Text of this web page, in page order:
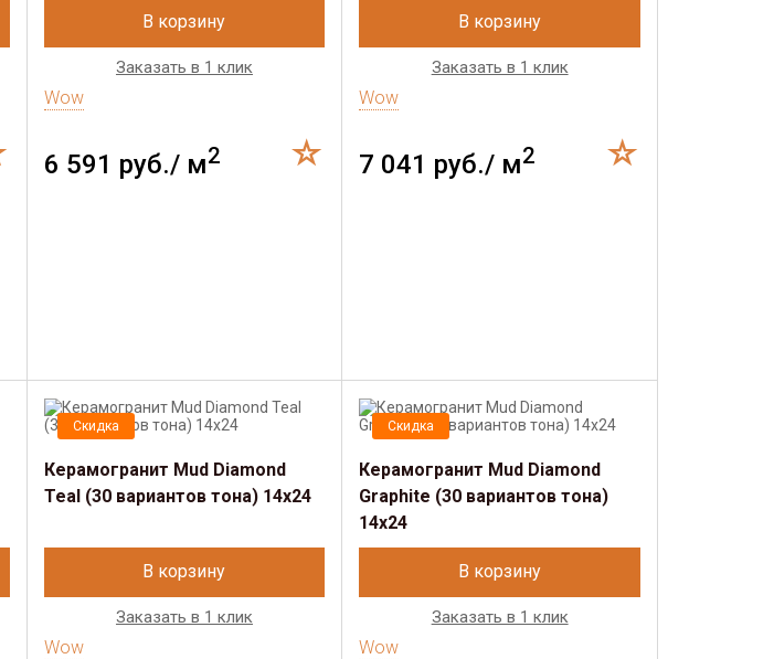
В корзину
Заказать в 1 клик
Wow
6 591 руб./ м2
В корзину
Заказать в 1 клик
Wow
7 041 руб./ м2
Скидка
Керамогранит Mud Diamond
Teal (30 вариантов тона) 14х24
В корзину
Заказать в 1 клик
Wow
Скидка
Керамогранит Mud Diamond
Graphite (30 вариантов тона)
14х24
В корзину
Заказать в 1 клик
Wow